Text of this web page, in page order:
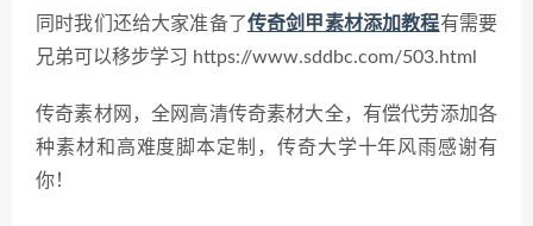
同时我们还给大家准备了传奇剑甲素材添加教程有需要
兄弟可以移步学习 https://www.sddbc.com/503.html
传奇素材网，全网高清传奇素材大全，有偿代劳添加各
种素材和高难度脚本定制，传奇大学十年风雨感谢有
你！